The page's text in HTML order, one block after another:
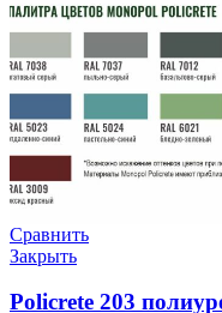
Сравнить
Закрыть
Policrete 203